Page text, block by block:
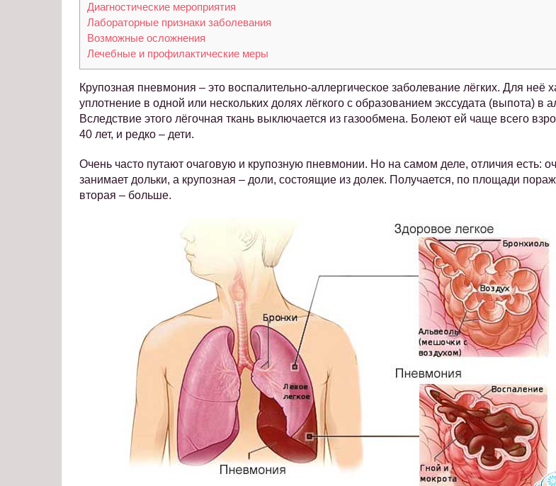
Диагностические мероприятия
Лабораторные признаки заболевания
Возможные осложнения
Лечебные и профилактические меры
Крупозная пневмония – это воспалительно-аллергическое заболевание лёгких. Для неё
уплотнение в одной или нескольких долях лёгкого с образованием экссудата (выпота) в
Вследствие этого лёгочная ткань выключается из газообмена. Болеют ей чаще всего
40 лет, и редко – дети.
Очень часто путают очаговую и крупозную пневмонии. Но на самом деле, отличия есть:
занимает дольки, а крупозная – доли, состоящие из долек. Получается, по площади
вторая – больше.